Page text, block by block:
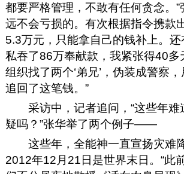
都要严格管理，不敢有任何贪念。”
远不会亏损的。有次根据指令携款
5.3万元，只能拿自己的钱补上。
私吞了86万奉献款，我紧张得40多
组织找了两个‘弟兄’，伪装成警察
追回了这笔钱。”
采访中，记者追问，“这些年难
疑吗？”张华举了两个例子——
这些年，全能神一直宣扬灾难
2012年12月21日是世界末日。“此